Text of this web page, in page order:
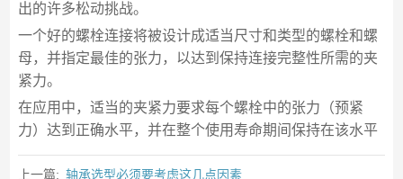
出的许多松动挑战。
一个好的螺栓连接将被设计成适当尺寸和类型的螺栓和螺
母，并指定最佳的张力，以达到保持连接完整性所需的夹
紧力。
在应用中，适当的夹紧力要求每个螺栓中的张力（预紧
力）达到正确水平，并在整个使用寿命期间保持在该水平
上一篇: 轴承选型必须要考虑这几点因素